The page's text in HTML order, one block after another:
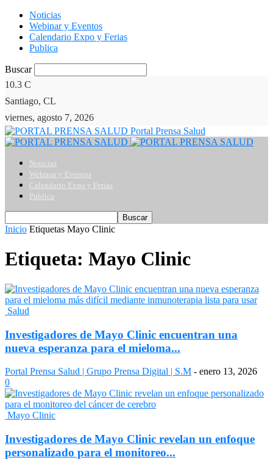
Noticias
Webinar y Eventos
Calendario Expo y Ferias
Publica
Buscar
10.3 C
Santiago, CL
viernes, agosto 7, 2026
Portal Prensa Salud
Noticias
Webinar y Eventos
Calendario Expo y Ferias
Publica
Inicio Etiquetas Mayo Clinic
Etiqueta: Mayo Clinic
Salud
Investigadores de Mayo Clinic encuentran una
nueva esperanza para el mieloma...
Portal Prensa Salud | Grupo Prensa Digital | S.M - enero 13, 2026
0
Mayo Clinic
Investigadores de Mayo Clinic revelan un enfoque
personalizado para el monitoreo...